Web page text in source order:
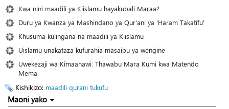
Kwa nini maadili ya Kiislamu hayakubali Maraa?
Duru ya Kwanza ya Mashindano ya Qur'ani ya 'Haram Takatifu'
Khusuma kulingana na maadili ya Kiislamu
Uislamu unakataza kufurahia masaibu ya wengine
Uwekezaji wa Kimaanawi: Thawabu Mara Kumi kwa Matendo
Mema
Kishikizo: maadili qurani tukufu
Maoni yako